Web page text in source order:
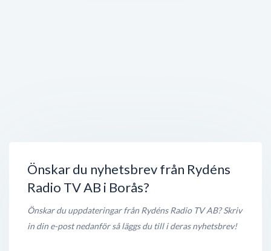
Önskar du nyhetsbrev från Rydéns
Radio TV AB i Borås?
Önskar du uppdateringar från Rydéns Radio TV AB? Skriv
in din e-post nedanför så läggs du till i deras nyhetsbrev!